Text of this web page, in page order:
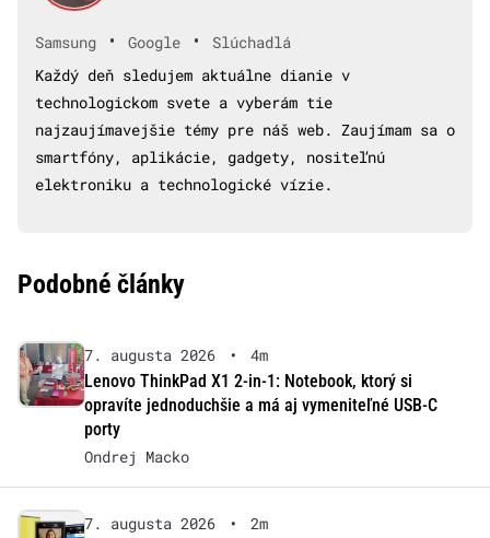
Samsung • Google •
Slúchadlá
Každý deň sledujem aktuálne dianie v
technologickom svete a vyberám tie
najzaujímavejšie témy pre náš web. Zaujímam sa o
smartfóny, aplikácie, gadgety, nositeľnú
elektroniku a technologické vízie.
Podobné články
7. augusta 2026 •
4m
Lenovo ThinkPad X1 2-in-1: Notebook, ktorý si
opravíte jednoduchšie a má aj vymeniteľné USB-C
porty
Ondrej Macko
7. augusta 2026 •
2m